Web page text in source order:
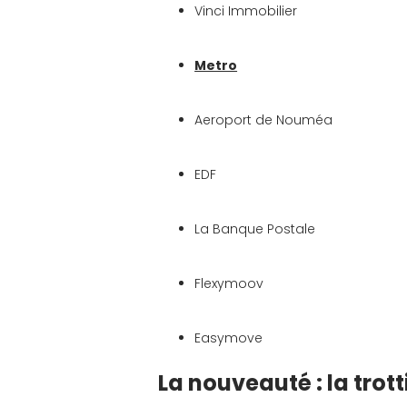
Vinci Immobilier
Metro
Aeroport de Nouméa
EDF
La Banque Postale
Flexymoov
Easymove
La nouveauté : la